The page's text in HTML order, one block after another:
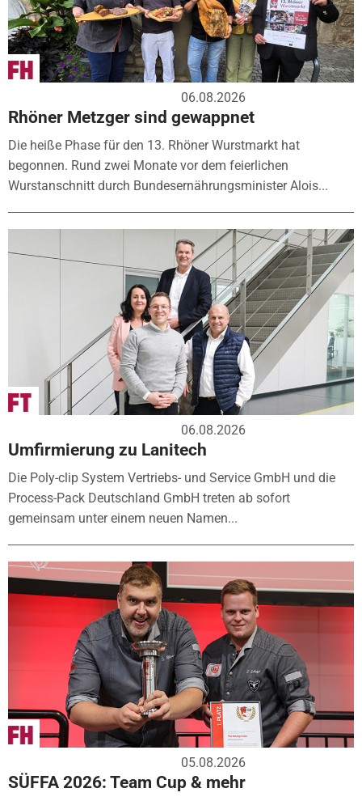
06.08.2026
Rhöner Metzger sind gewappnet
Die heiße Phase für den 13. Rhöner Wurstmarkt hat
begonnen. Rund zwei Monate vor dem feierlichen
Wurstanschnitt durch Bundesernährungsminister Alois...
06.08.2026
Umfirmierung zu Lanitech
Die Poly-clip System Vertriebs- und Service GmbH und die
Process-Pack Deutschland GmbH treten ab sofort
gemeinsam unter einem neuen Namen...
05.08.2026
SÜFFA 2026: Team Cup & mehr